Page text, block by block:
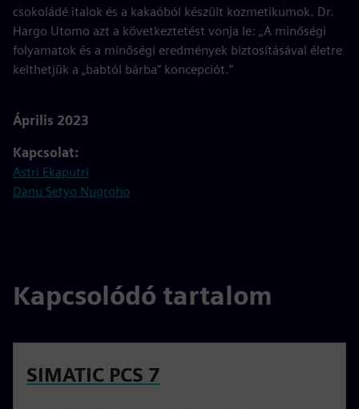
csokoládé italok és a kakaóból készült kozmetikumok. Dr.
Hargo Utomo azt a következtetést vonja le: „A minőségi
folyamatok és a minőségi eredmények biztosításával életre
kelthetjük a „babtól bárba” koncepciót.”
Április 2023
Kapcsolat:
Astri Ekaputri
Danu Setyo Nugroho
Kapcsolódó tartalom
SIMATIC PCS 7